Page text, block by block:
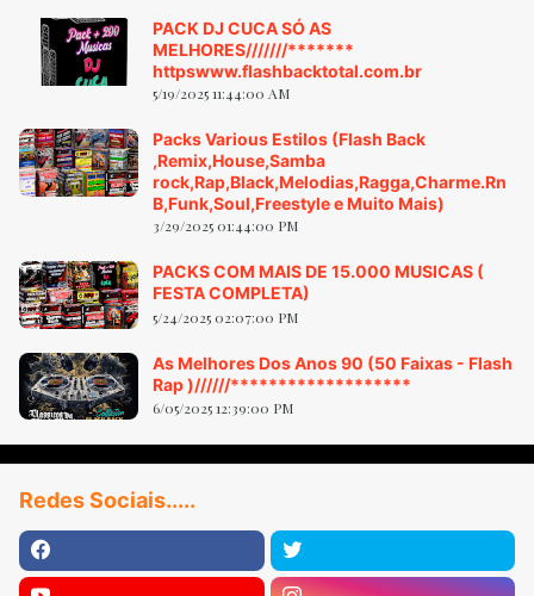
PACK DJ CUCA SÓ AS
MELHORES///////*******
httpswww.flashbacktotal.com.br
5/19/2025 11:44:00 AM
Packs Various Estilos (Flash Back
,Remix,House,Samba
rock,Rap,Black,Melodias,Ragga,Charme.Rn
B,Funk,Soul,Freestyle e Muito Mais)
3/29/2025 01:44:00 PM
PACKS COM MAIS DE 15.000 MUSICAS (
FESTA COMPLETA)
5/24/2025 02:07:00 PM
As Melhores Dos Anos 90 (50 Faixas - Flash
Rap )//////*******************
6/05/2025 12:39:00 PM
Redes Sociais.....